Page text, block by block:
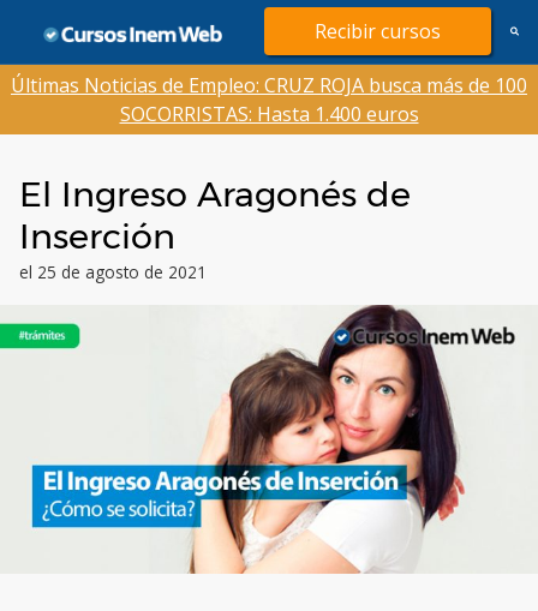
contenido
Recibir cursos
Últimas Noticias de Empleo: CRUZ ROJA busca más de 100
SOCORRISTAS: Hasta 1.400 euros
El Ingreso Aragonés de
Inserción
el 25 de agosto de 2021